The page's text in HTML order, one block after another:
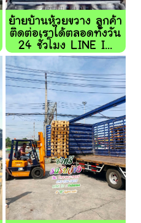
ย้ายบ้านห้วยขวาง ลูกค้า
ติดต่อเราได้ตลอดทั้งวัน
24 ชั่วโมง LINE I...